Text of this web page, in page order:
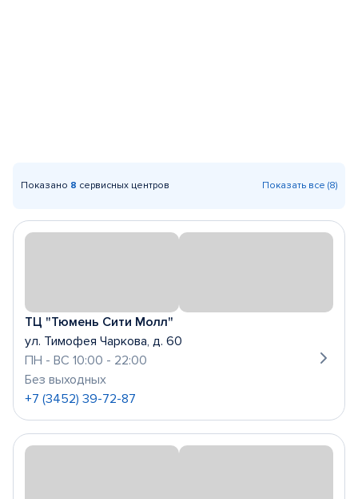
Показано 8 сервисных центров Показать все (8)
ТЦ "Тюмень Сити Молл"
ул. Тимофея Чаркова, д. 60
ПН - ВС 10:00 - 22:00
Без выходных
+7 (3452) 39-72-87